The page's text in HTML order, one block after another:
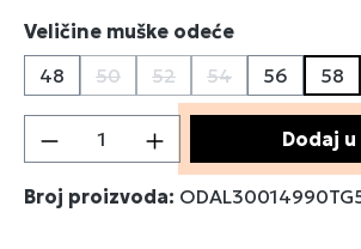
Izaberi
Veličine muške odeće
48
50
(Ova opcija trenutno nije
52
(Ova opcija trenutno
54
(Ova opcija
56 58
Količina proizvoda: Dodaj
Broj proizvoda: